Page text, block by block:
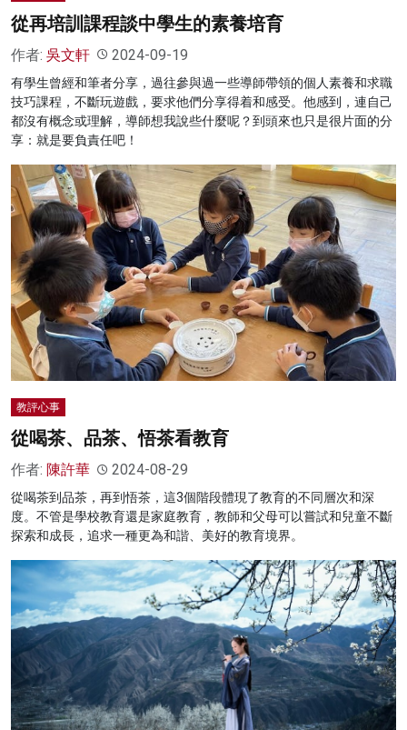
從再培訓課程談中學生的素養培育
作者: 吳文軒 2024-09-19
有學生曾經和筆者分享，過往參與過一些導師帶領的個人素養和求職
技巧課程，不斷玩遊戲，要求他們分享得着和感受。他感到，連自己
都沒有概念或理解，導師想我說些什麼呢？到頭來也只是很片面的分
享：就是要負責任吧！
教評心事
從喝茶、品茶、悟茶看教育
作者: 陳許華 2024-08-29
從喝茶到品茶，再到悟茶，這3個階段體現了教育的不同層次和深
度。不管是學校教育還是家庭教育，教師和父母可以嘗試和兒童不斷
探索和成長，追求一種更為和諧、美好的教育境界。